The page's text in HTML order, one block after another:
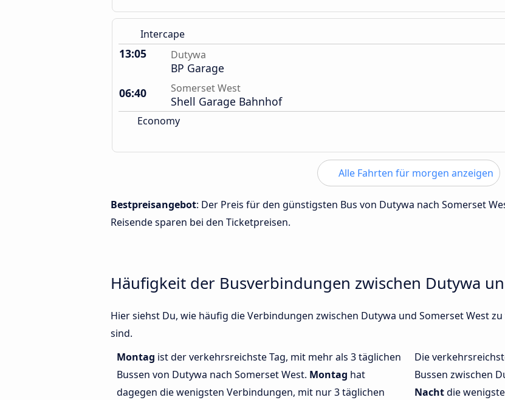
Intercape
13:05 Dutywa
BP Garage
06:40
Somerset West
Shell Garage Bahnhof
Economy
Alle Fahrten für morgen anzeigen
Bestpreisangebot: Der Preis für den günstigsten Bus von Dutywa nach Somerset
Reisende sparen bei den Ticketpreisen.
Häufigkeit der Busverbindungen zwischen Dutywa
Hier siehst Du, wie häufig die Verbindungen zwischen Dutywa und Somerset West
sind.
Montag ist der verkehrsreichste Tag, mit mehr als 3 täglichen
Bussen von Dutywa nach Somerset West. Montag hat
dagegen die wenigsten Verbindungen, mit nur 3 täglichen
Die
Bussen zwischen
Nachtdie